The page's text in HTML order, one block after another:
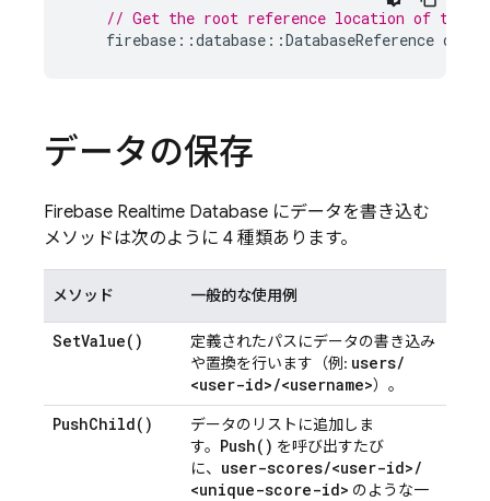
// Get the root reference location of the
firebase ::database ::DatabaseReference dbref
データの保存
Firebase Realtime Database にデータを書き込む
メソッドは次のように 4 種類あります。
メソッド 一般的な使用例
SetValue( )
定義されたパスにデータの書き込み
や置換を行います（例: users/
<user-id>/<username>）。
PushChild( )
データのリストに追加しま
す。 Push( ) を呼び出すたび
に、 user-scores/<user-id>/
<unique-score-id> のような一